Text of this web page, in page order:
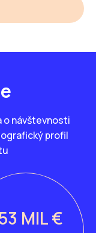
návštevnosti
profil
MIL €